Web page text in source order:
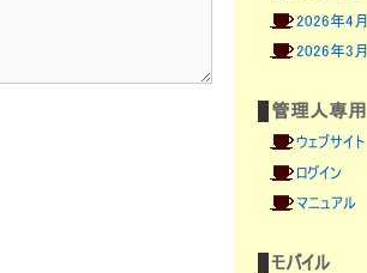
2026年4月
2026年3月
管理人専用
ウェブサイト
ログイン
マニュアル
モバイル